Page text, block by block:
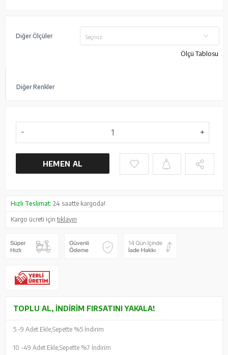
Diğer Ölçüler Seçiniz
Ölçü Tablosu
Diğer Renkler
HEMEN AL
Hızlı Teslimat: 24 saatte kargoda!
Kargo ücreti içintıklayın
TOPLU AL, İNDIRIM FIRSATINI YAKALA!
5 -9 Adet Ekle, Sepette %5 İndirim
10 -49 Adet Ekle, Sepette %7 İndirim